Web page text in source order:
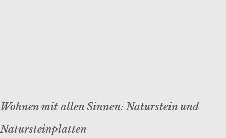
Wohnen mit allen Sinnen: Naturstein und
Natursteinplatten